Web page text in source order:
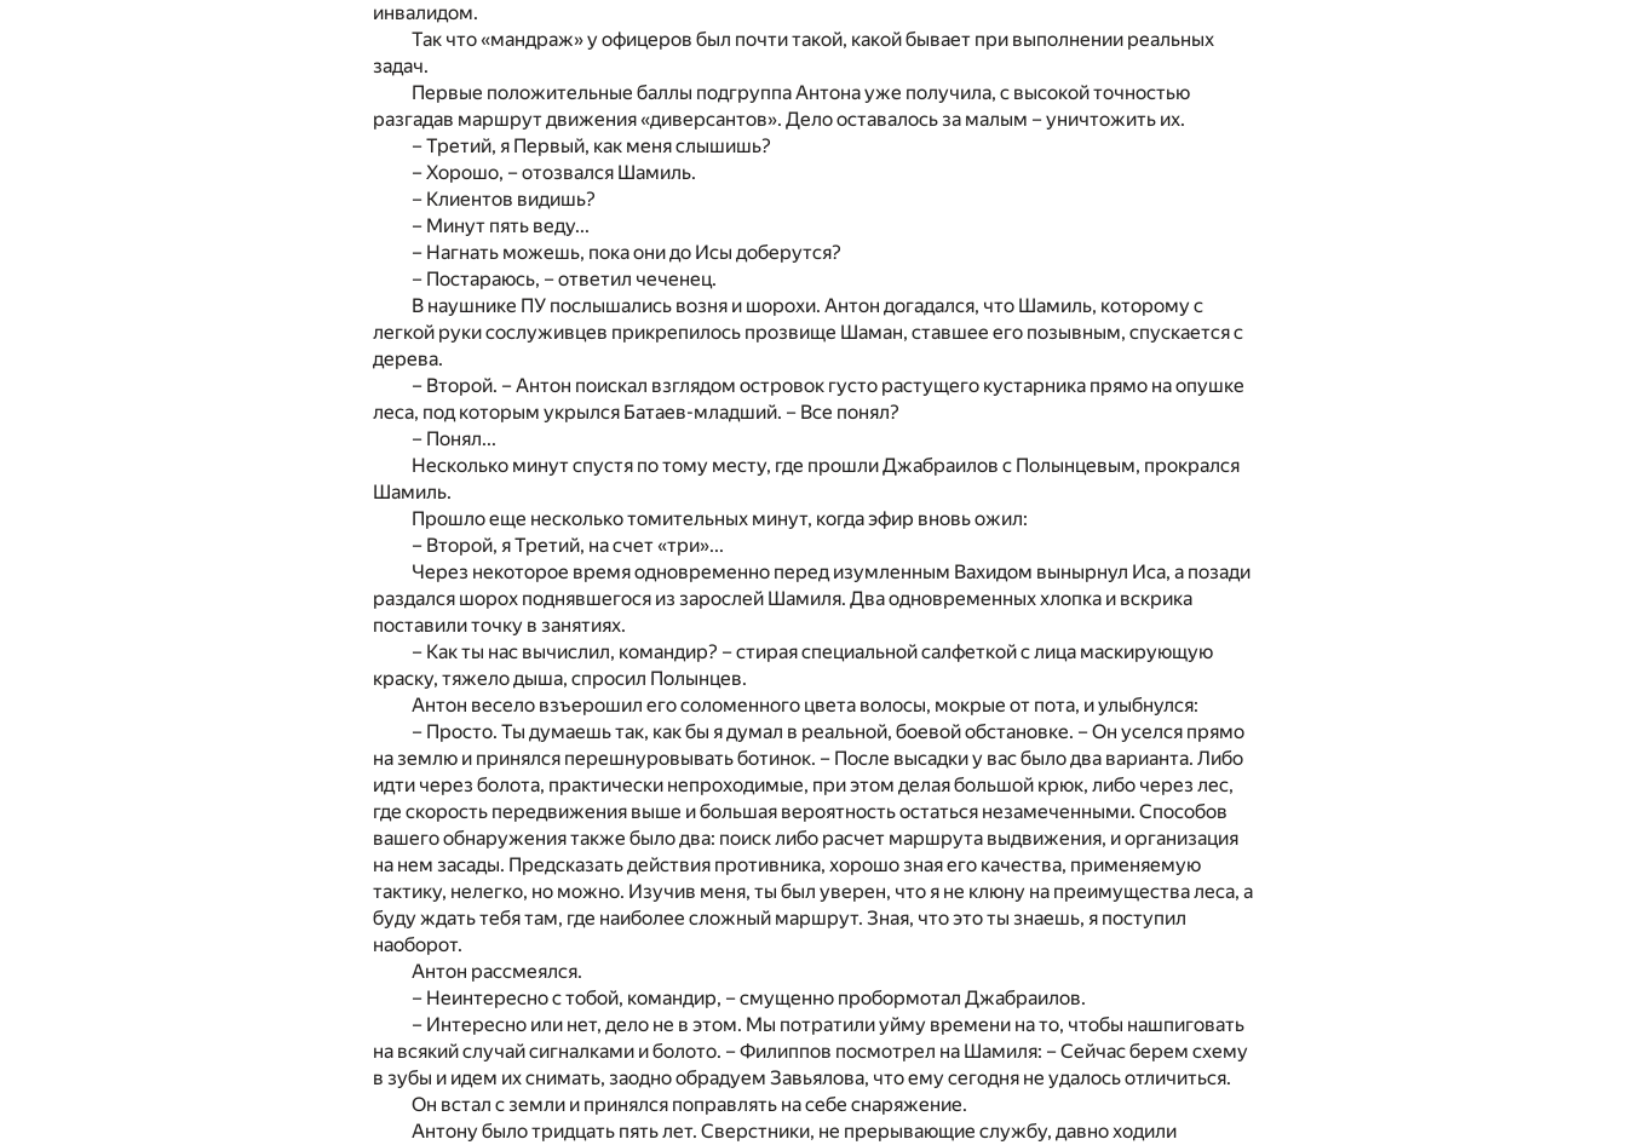
инвалидом.
Так что «мандраж» у офицеров был почти такой, какой бывает при выполнении реальных
задач.
Первые положительные баллы подгруппа Антона уже получила, с высокой точностью
разгадав маршрут движения «диверсантов». Дело оставалось за малым – уничтожить их.
– Третий, я Первый, как меня слышишь?
– Хорошо, – отозвался Шамиль.
– Клиентов видишь?
– Минут пять веду...
– Нагнать можешь, пока они до Исы доберутся?
– Постараюсь, – ответил чеченец.
В наушнике ПУ послышались возня и шорохи. Антон догадался, что Шамиль, которому с
легкой руки сослуживцев прикрепилось прозвище Шаман, ставшее его позывным, спускается с
дерева.
– Второй. – Антон поискал взглядом островок густо растущего кустарника прямо на опушке
леса, под которым укрылся Батаев-младший. – Все понял?
– Понял...
Несколько минут спустя по тому месту, где прошли Джабраилов с Полынцевым, прокрался
Шамиль.
Прошло еще несколько томительных минут, когда эфир вновь ожил:
– Второй, я Третий, на счет «три»...
Через некоторое время одновременно перед изумленным Вахидом вынырнул Иса, а позади
раздался шорох поднявшегося из зарослей Шамиля. Два одновременных хлопка и вскрика
поставили точку в занятиях.
– Как ты нас вычислил, командир? – стирая специальной салфеткой с лица маскирующую
краску, тяжело дыша, спросил Полынцев.
Антон весело взъерошил его соломенного цвета волосы, мокрые от пота, и улыбнулся:
– Просто. Ты думаешь так, как бы я думал в реальной, боевой обстановке. – Он уселся прямо
на землю и принялся перешнуровывать ботинок. – После высадки у вас было два варианта. Либо
идти через болота, практически непроходимые, при этом делая большой крюк, либо через лес,
где скорость передвижения выше и большая вероятность остаться незамеченными. Способов
вашего обнаружения также было два: поиск либо расчет маршрута выдвижения, и организация
на нем засады. Предсказать действия противника, хорошо зная его качества, применяемую
тактику, нелегко, но можно. Изучив меня, ты был уверен, что я не клюну на преимущества леса, а
буду ждать тебя там, где наиболее сложный маршрут. Зная, что это ты знаешь, я поступил
наоборот.
Антон рассмеялся.
– Неинтересно с тобой, командир, – смущенно пробормотал Джабраилов.
– Интересно или нет, дело не в этом. Мы потратили уйму времени на то, чтобы нашпиговать
на всякий случай сигналками и болото. – Филиппов посмотрел на Шамиля: – Сейчас берем схему
в зубы и идем их снимать, заодно обрадуем Завьялова, что ему сегодня не удалось отличиться.
Он встал с земли и принялся поправлять на себе снаряжение.
Антону было тридцать пять лет. Сверстники, не прерывающие службу, давно ходили